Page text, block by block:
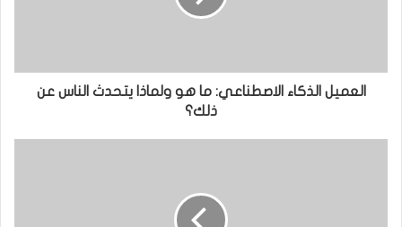
العميل الذكاء الاصطناعي: ما هو ولماذا يتحدث الناس عن
ذلك؟